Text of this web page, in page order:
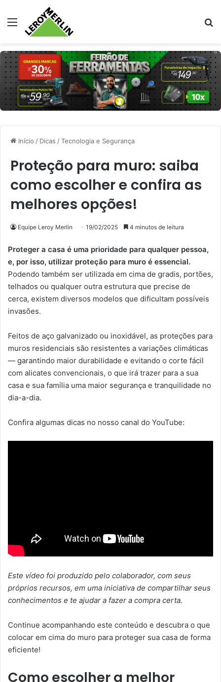
Menu
Início / Dicas /Tecnologia e Segurança
Proteção para muro: saiba
como escolher e confira as
melhores opções!
Equipe Leroy Merlin 19/02/2025 4 minutos de leitura
Proteger a casa é uma prioridade para qualquer pessoa,
e, por isso, utilizar proteção para muro é essencial.
Podendo também ser utilizada em cima de gradis, portões,
telhados ou qualquer outra estrutura que precise de
cerca, existem diversos modelos que dificultam possíveis
invasões.
Feitos de aço galvanizado ou inoxidável, as proteções para
muros residenciais são resistentes a variações climáticas
— garantindo maior durabilidade e evitando o corte fácil
com alicates convencionais, o que irá trazer para a sua
casa e sua família uma maior segurança e tranquilidade no
dia-a-dia.
Confira algumas dicas no nosso canal do YouTube:
Este vídeo foi produzido pelo colaborador, com seus
próprios recursos, em uma iniciativa de compartilhar seus
conhecimentos e te ajudar a fazer a compra certa.
Continue acompanhando este conteúdo e descubra o que
colocar em cima do muro para proteger sua casa de forma
eficiente!
Como escolher a melhor